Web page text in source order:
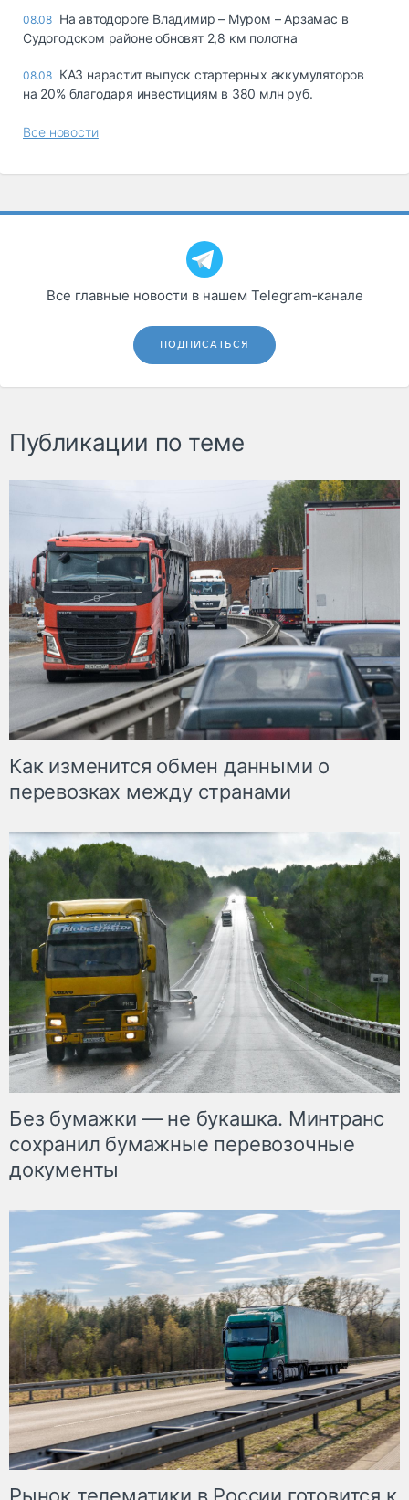
08.08 На автодороге Владимир – Муром – Арзамас в
Судогодском районе обновят 2,8 км полотна
08.08 КАЗ нарастит выпуск стартерных аккумуляторов
на 20% благодаря инвестициям в 380 млн руб.
Все новости
Все главные новости в нашем Telegram‑канале
ПОДПИСАТЬСЯ
Публикации по теме
Как изменится обмен данными о
перевозках между странами
Без бумажки — не букашка. Минтранс
сохранил бумажные перевозочные
документы